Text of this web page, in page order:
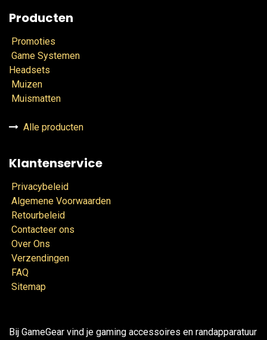
Producten
Promoties
Game Systemen
Headsets
Muizen
Muismatten
Alle producten
Klantenservice
Privacybeleid
Algemene Voorwaarden
Retourbeleid
Contacteer ons
Over Ons
Verzendingen
FAQ
Sitemap
Bij GameGear vind je gaming accessoires en randapparatuur